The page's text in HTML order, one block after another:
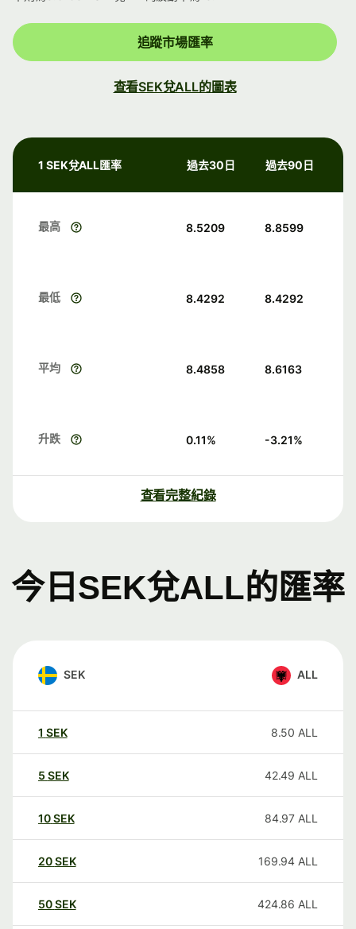
追蹤市場匯率
查看SEK兌ALL的圖表
1 SEK兌ALL匯率 過去30日 過去90日
最高 8.5209 8.8599
最低 8.4292 8.4292
平均 8.4858 8.6163
升跌 0.11% -3.21%
查看完整紀錄
今日SEK兌ALL的匯率
SEK ALL
1 SEK 8.50 ALL
5 SEK 42.49 ALL
10SEK 84.97 ALL
20SEK 169.94 ALL
50SEK 424.86 ALL